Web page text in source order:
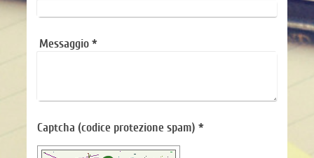
Messaggio*
Captcha (codice protezione spam) *